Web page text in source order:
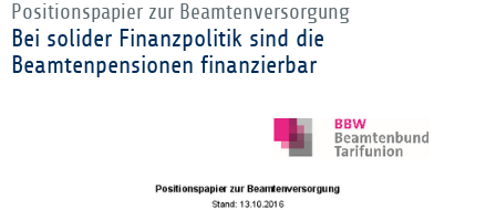
Positionspapier zur Beamtenversorgung
Bei solider Finanzpolitik sind die
Beamtenpensionen finanzierbar